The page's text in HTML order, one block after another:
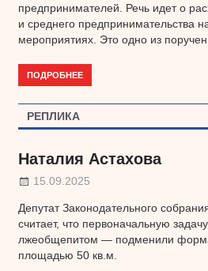
предпринимателей. Речь идет о
и среднего предпринимательства
мероприятиях. Это одно из
ПОДРОБНЕЕ
РЕПЛИКА
Наталия Астахова
15.09.2025
Депутат Законодательного
считает, что первоначальную
лжеобщепитом — подменили
площадью 50 кв.м.